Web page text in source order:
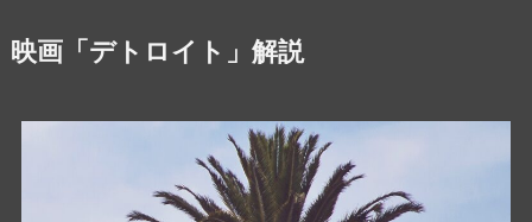
映画「デトロイト」解説